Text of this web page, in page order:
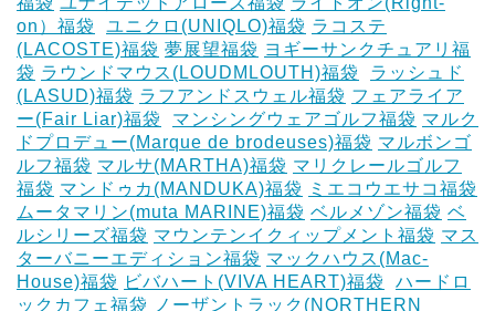
on）福袋
ユニクロ(UNIQLO)福袋 ラコステ
(LACOSTE)福袋 夢展望福袋 ヨギーサンクチュアリ福
袋 ラウンドマウス(LOUDMLOUTH)福袋
ラッシュド
(LASUD)福袋 ラフアンドスウェル福袋 フェアライア
ー(Fair Liar)福袋
マンシングウェアゴルフ福袋 マルク
ドプロデュー(Marque de brodeuses)福袋 マルボンゴ
ルフ福袋 マルサ(MARTHA)福袋 マリクレールゴルフ
福袋 マンドゥカ(MANDUKA)福袋
ミエコウエサコ福袋
ムータマリン(muta MARINE)福袋 ベルメゾン福袋 ベ
ルシリーズ福袋 マウンテンイクィップメント福袋 マス
ターバニーエディション福袋 マックハウス(Mac-
House)福袋 ビバハート(VIVA HEART)福袋
ハードロ
ックカフェ福袋
ノーザントラック(NORTHERN